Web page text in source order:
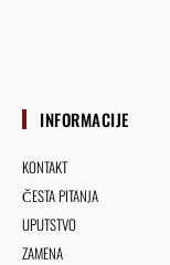
INFORMACIJE
KONTAKT
ČESTA PITANJA
UPUTSTVO
ZAMENA